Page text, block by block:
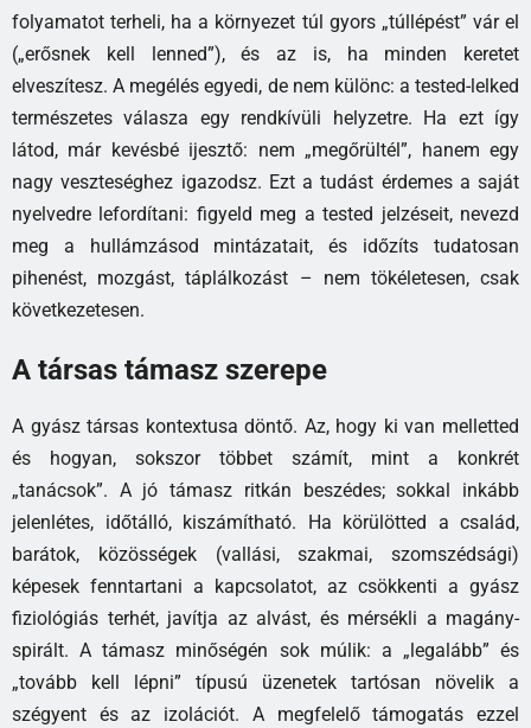
folyamatot terheli, ha a környezet túl gyors „túllépést” vár el
(„erősnek kell lenned”), és az is, ha minden keretet
elveszítesz. A megélés egyedi, de nem különc: a tested-lelked
természetes válasza egy rendkívüli helyzetre. Ha ezt így
látod, már kevésbé ijesztő: nem „megőrültél”, hanem egy
nagy veszteséghez igazodsz. Ezt a tudást érdemes a saját
nyelvedre lefordítani: figyeld meg a tested jelzéseit, nevezd
meg a hullámzásod mintázatait, és időzíts tudatosan
pihenést, mozgást, táplálkozást – nem tökéletesen, csak
következetesen.
A társas támasz szerepe
A gyász társas kontextusa döntő. Az, hogy ki van melletted
és hogyan, sokszor többet számít, mint a konkrét
„tanácsok”. A jó támasz ritkán beszédes; sokkal inkább
jelenlétes, időtálló, kiszámítható. Ha körülötted a család,
barátok, közösségek (vallási, szakmai, szomszédsági)
képesek fenntartani a kapcsolatot, az csökkenti a gyász
fiziológiás terhét, javítja az alvást, és mérsékli a magány-
spirált. A támasz minőségén sok múlik: a „legalább” és
„tovább kell lépni” típusú üzenetek tartósan növelik a
szégyent és az izolációt. A megfelelő támogatás ezzel